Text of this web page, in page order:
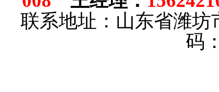
联系地址：山东省潍
码